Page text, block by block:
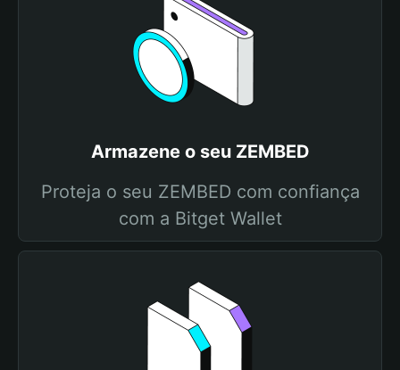
Armazene o seu ZEMBED
Proteja o seu ZEMBED com confiança
com a Bitget Wallet